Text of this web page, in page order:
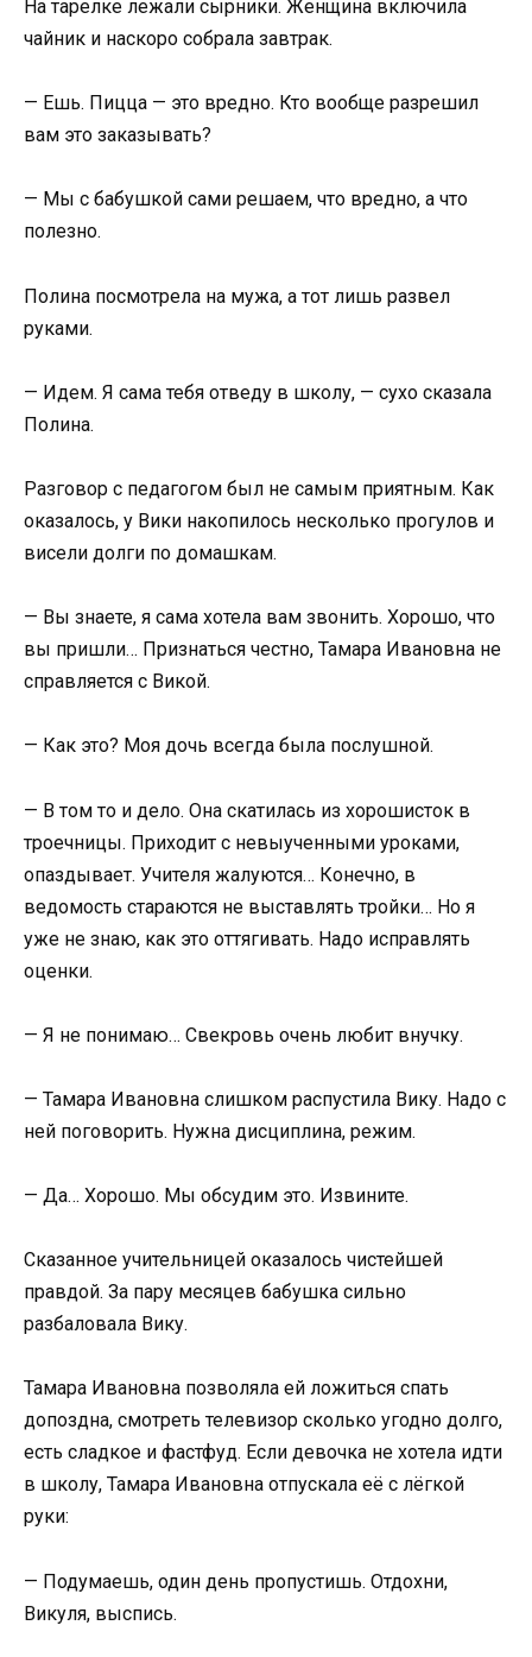
На тарелке лежали сырники. Женщина включила
чайник и наскоро собрала завтрак.
— Ешь. Пицца — это вредно. Кто вообще разрешил
вам это заказывать?
— Мы с бабушкой сами решаем, что вредно, а что
полезно.
Полина посмотрела на мужа, а тот лишь развел
руками.
— Идем. Я сама тебя отведу в школу, — сухо сказала
Полина.
Разговор с педагогом был не самым приятным. Как
оказалось, у Вики накопилось несколько прогулов и
висели долги по домашкам.
— Вы знаете, я сама хотела вам звонить. Хорошо, что
вы пришли… Признаться честно, Тамара Ивановна не
справляется с Викой.
— Как это? Моя дочь всегда была послушной.
— В том то и дело. Она скатилась из хорошисток в
троечницы. Приходит с невыученными уроками,
опаздывает. Учителя жалуются… Конечно, в
ведомость стараются не выставлять тройки… Но я
уже не знаю, как это оттягивать. Надо исправлять
оценки.
— Я не понимаю… Свекровь очень любит внучку.
— Тамара Ивановна слишком распустила Вику. Надо с
ней поговорить. Нужна дисциплина, режим.
— Да… Хорошо. Мы обсудим это. Извините.
Сказанное учительницей оказалось чистейшей
правдой. За пару месяцев бабушка сильно
разбаловала Вику.
Тамара Ивановна позволяла ей ложиться спать
допоздна, смотреть телевизор сколько угодно долго,
есть сладкое и фастфуд. Если девочка не хотела идти
в школу, Тамара Ивановна отпускала её с лёгкой
руки:
— Подумаешь, один день пропустишь. Отдохни,
Викуля, выспись.